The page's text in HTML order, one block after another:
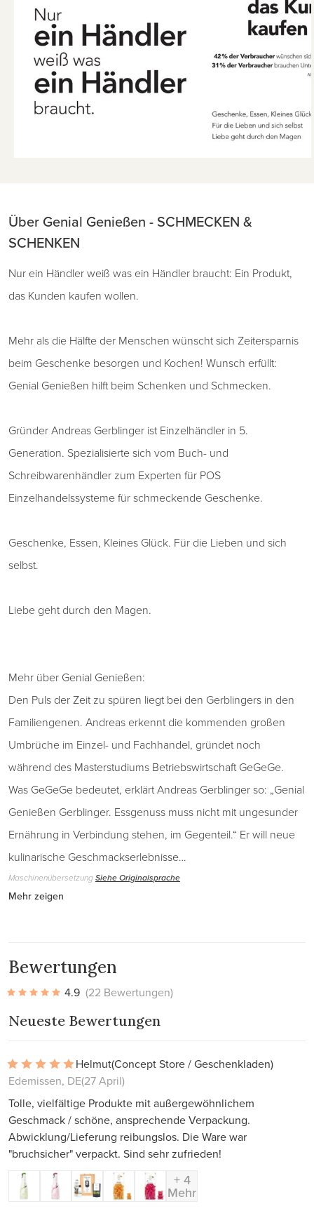
Über Genial Genießen - SCHMECKEN &
SCHENKEN
Nur ein Händler weiß was ein Händler braucht: Ein Produkt,
das Kunden kaufen wollen.
Mehr als die Hälfte der Menschen wünscht sich Zeitersparnis
beim Geschenke besorgen und Kochen! Wunsch erfüllt:
Genial Genießen hilft beim Schenken und Schmecken.
Gründer Andreas Gerblinger ist Einzelhändler in 5.
Generation. Spezialisierte sich vom Buch- und
Schreibwarenhändler zum Experten für POS
Einzelhandelssysteme für schmeckende Geschenke.
Geschenke, Essen, Kleines Glück. Für die Lieben und sich
selbst.
Liebe geht durch den Magen.
Mehr über Genial Genießen:
Den Puls der Zeit zu spüren liegt bei den Gerblingers in den
Familiengenen. Andreas erkennt die kommenden großen
Umbrüche im Einzel- und Fachhandel, gründet noch
während des Masterstudiums Betriebswirtschaft GeGeGe.
Was GeGeGe bedeutet, erklärt Andreas Gerblinger so: „Genial
Genießen Gerblinger. Essgenuss muss nicht mit ungesunder
Ernährung in Verbindung stehen, im Gegenteil.“ Er will neue
kulinarische Geschmackserlebnisse…
MaschinenübersetzungSiehe Originalsprache
Mehr zeigen
Bewertungen
4.9 (22 Bewertungen)
Neueste Bewertungen
Helmut(Concept Store / Geschenkladen)
Edemissen, DE(27 April)
Tolle, vielfältige Produkte mit außergewöhnlichem
Geschmack / schöne, ansprechende Verpackung.
Abwicklung/Lieferung reibungslos. Die Ware war
"bruchsicher" verpackt. Sind sehr zufrieden!
+ 4
Mehr